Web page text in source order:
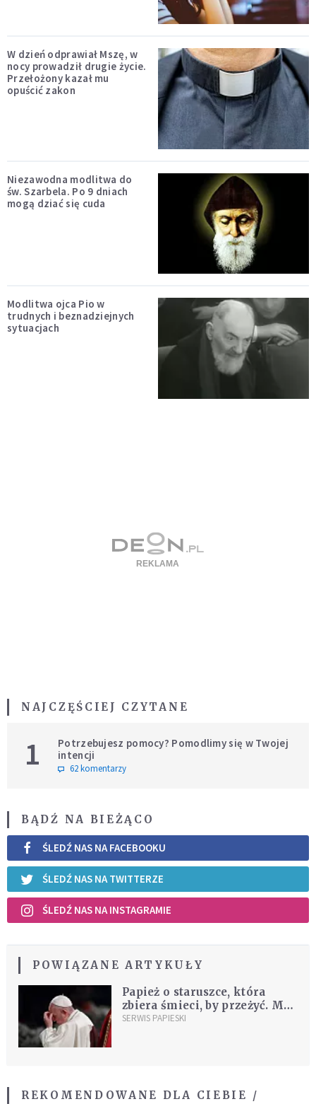
W dzień odprawiał Mszę, w
nocy prowadził drugie życie.
Przełożony kazał mu
opuścić zakon
Niezawodna modlitwa do
św. Szarbela. Po 9 dniach
mogą dziać się cuda
Modlitwa ojca Pio w
trudnych i beznadziejnych
sytuacjach
NAJCZĘŚCIEJ CZYTANE
1
Potrzebujesz pomocy? Pomodlimy się w Twojej
intencji
62 komentarzy
BĄDŹ NA BIEŻĄCO
ŚLEDŹ NAS NA FACEBOOKU
ŚLEDŹ NAS NA TWITTERZE
ŚLEDŹ NAS NA INSTAGRAMIE
POWIĄZANE ARTYKUŁY
Papież o staruszce, która
zbiera śmieci, by przeżyć. Ma
do nas ważną prośbę
SERWIS PAPIESKI
REKOMENDOWANE DLA CIEBIE /